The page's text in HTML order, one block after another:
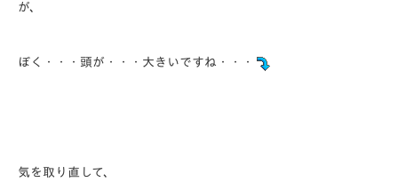
が、
ぼく・・・頭が・・・大きいですね・・・
気を取り直して、